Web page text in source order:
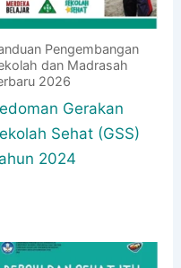
Pengembangan
dan Madrasah
2026
Gerakan
Sehat (GSS)
2024